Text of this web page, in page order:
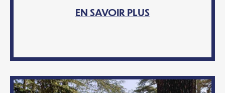
EN SAVOIR PLUS